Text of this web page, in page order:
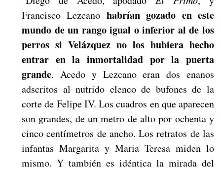
Francisco Lezcano habrían gozado en este
mundo de un rango igual o inferior al de los
perros si Velázquez no los hubiera hecho
entrar en la inmortalidad por la puerta
grande. Acedo y Lezcano eran dos enanos
adscritos al nutrido elenco de bufones de la
corte de Felipe IV. Los cuadros en que aparecen
son grandes, de un metro de alto por ochenta y
cinco centímetros de ancho. Los retratos de las
infantas Margarita y Maria Teresa miden lo
mismo. Y también es idéntica la mirada del